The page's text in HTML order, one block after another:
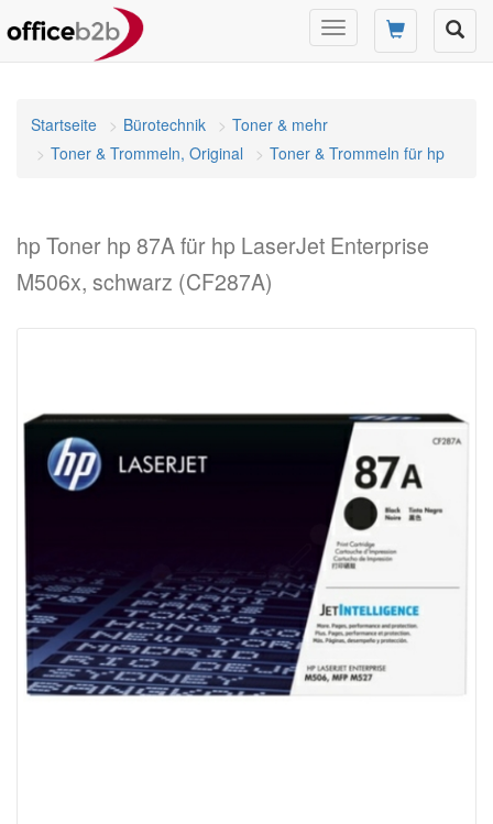
Navigation
umschalten
Startseite Bürotechnik
Toner & mehr
Toner & Trommeln, Original
Toner & Trommeln für hp
hp Toner hp 87A für hp LaserJet Enterprise
M506x, schwarz (CF287A)